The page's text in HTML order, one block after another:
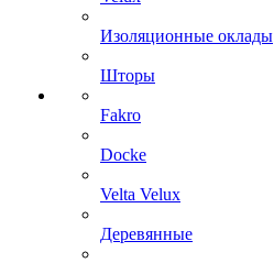
Изоляционные оклады
Шторы
Fakro
Docke
Velta Velux
Деревянные